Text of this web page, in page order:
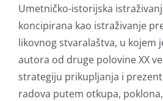
Umetničko-istorijska
koncipirana kao istraživanje
likovnog stvaralaštva, u kojem
autora od druge polovine XX
strategiju prikupljanja i
radova putem otkupa,